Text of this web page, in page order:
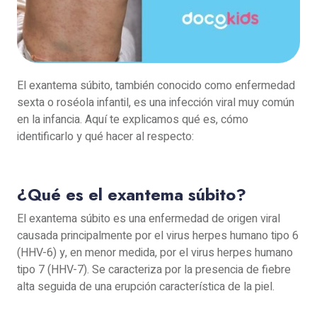
El exantema súbito, también conocido como enfermedad
sexta o roséola infantil, es una infección viral muy común
en la infancia. Aquí te explicamos qué es, cómo
identificarlo y qué hacer al respecto:
¿Qué es el exantema súbito?
El exantema súbito es una enfermedad de origen viral
causada principalmente por el virus herpes humano tipo 6
(HHV-6) y, en menor medida, por el virus herpes humano
tipo 7 (HHV-7). Se caracteriza por la presencia de fiebre
alta seguida de una erupción característica de la piel.